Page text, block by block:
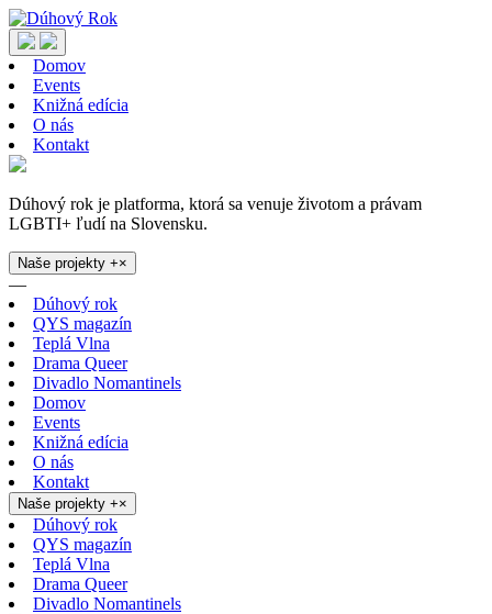
Domov
Events
Knižná edícia
O nás
Kontakt
Dúhový rok je platforma, ktorá sa venuje životom a právam
LGBTI+ ľudí na Slovensku.
Naše projekty +×
—
Dúhový rok
QYS magazín
Teplá Vlna
Drama Queer
Divadlo Nomantinels
Domov
Events
Knižná edícia
O nás
Kontakt
Naše projekty +×
Dúhový rok
QYS magazín
Teplá Vlna
Drama Queer
Divadlo Nomantinels